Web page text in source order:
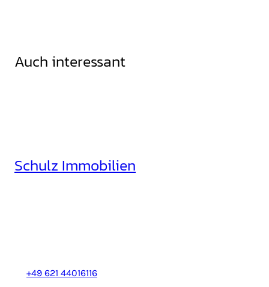
Auch interessant
Schulz Immobilien
+49 621 44016116